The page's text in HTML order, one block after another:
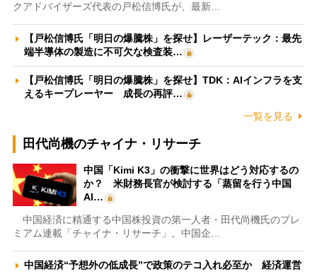
クアドバイザーズ代表の戸松信博氏が、最新…
【戸松信博氏「明日の爆騰株」を探せ】レーザーテック：最先
端半導体の製造に不可欠な検査装…
【戸松信博氏「明日の爆騰株」を探せ】TDK：AIインフラを支
えるキープレーヤー 成長の再評…
一覧を見る
田代尚機のチャイナ・リサーチ
中国「Kimi K3」の衝撃に世界はどう対応するの
か？ 米財務長官が検討する「蒸留を行う中国
AI…
中国経済に精通する中国株投資の第一人者・田代尚機氏のプレ
ミアム連載「チャイナ・リサーチ」。中国企…
中国経済“予想外の低成長”で政策のテコ入れ必至か 経済運営